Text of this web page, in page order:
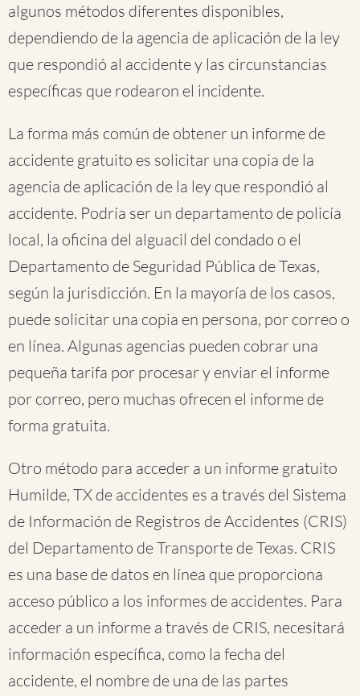
algunos métodos diferentes disponibles,
dependiendo de la agencia de aplicación de la ley
que respondió al accidente y las circunstancias
específicas que rodearon el incidente.
La forma más común de obtener un informe de
accidente gratuito es solicitar una copia de la
agencia de aplicación de la ley que respondió al
accidente. Podría ser un departamento de policía
local, la oficina del alguacil del condado o el
Departamento de Seguridad Pública de Texas,
según la jurisdicción. En la mayoría de los casos,
puede solicitar una copia en persona, por correo o
en línea. Algunas agencias pueden cobrar una
pequeña tarifa por procesar y enviar el informe
por correo, pero muchas ofrecen el informe de
forma gratuita.
Otro método para acceder a un informe gratuito
Humilde, TX de accidentes es a través del Sistema
de Información de Registros de Accidentes (CRIS)
del Departamento de Transporte de Texas. CRIS
es una base de datos en línea que proporciona
acceso público a los informes de accidentes. Para
acceder a un informe a través de CRIS, necesitará
información específica, como la fecha del
accidente, el nombre de una de las partes